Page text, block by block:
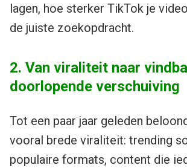
lagen, hoe sterker TikTok je
de juiste zoekopdracht.
2. Van viraliteit naar
doorlopende verschuiving
Tot een paar jaar geleden
vooral brede viraliteit: trending
populaire formats, content die